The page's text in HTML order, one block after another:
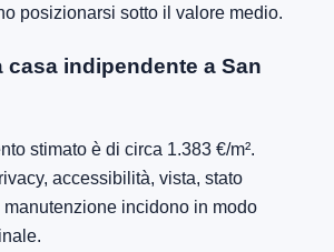
posizionarsi sotto il valore medio.
casa indipendente a San
stimato è di circa 1.383 €/m².
accessibilità, vista, stato
manutenzione incidono in modo